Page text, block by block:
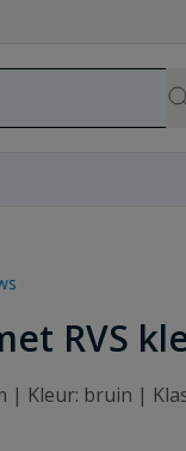
RVS
Kleur: bruin |